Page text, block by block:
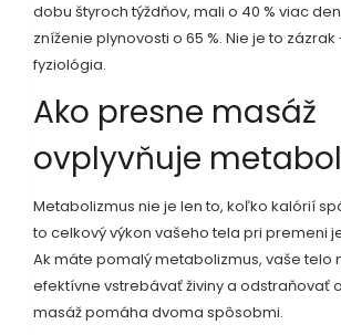
dobu štyroch týždňov, mali o 40 % viac
zníženie plynovosti o 65 %. Nie je to
fyziológia.
Ako presne masáž
ovplyvňuje
Metabolizmus nie je len to, koľko kalórií
to celkový výkon vašeho tela pri premeni
Ak máte pomalý metabolizmus, vaše telo
efektívne vstrebávať živiny a odstraňovať
masáž pomáha dvoma spôsobmi.